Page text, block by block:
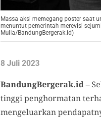
Massa aksi memegang poster saat
menuntut pemerintah merevisi
Mulia/BandungBergerak.id)
8 Juli 2023
BandungBergerak.id–
tinggi penghormatan
mengeluarkan